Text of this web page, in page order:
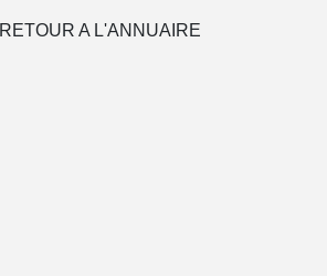
RETOUR A L'ANNUAIRE